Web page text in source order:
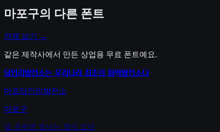
마포구의 다른 폰트
전체 보기 →
같은 제작사에서 만든 상업용 무료 폰트예요.
당인리발전소는 우리나라 최초의 화력발전소다
마포당인리발전소
마포구
달 주위엔 빛나는 별이 있다